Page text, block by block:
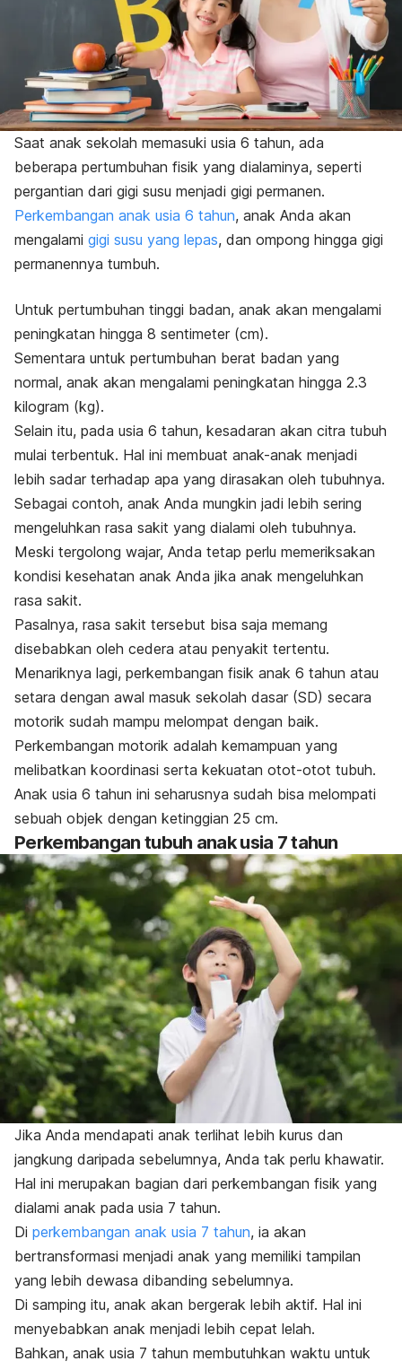
Saat anak sekolah memasuki usia 6 tahun, ada
beberapa pertumbuhan fisik yang dialaminya, seperti
pergantian dari gigi susu menjadi gigi permanen.
Perkembangan anak usia 6 tahun, anak Anda akan
mengalami gigi susu yang lepas, dan ompong hingga gigi
permanennya tumbuh.
Untuk pertumbuhan tinggi badan, anak akan mengalami
peningkatan hingga 8 sentimeter (cm).
Sementara untuk pertumbuhan berat badan yang
normal, anak akan mengalami peningkatan hingga 2.3
kilogram (kg).
Selain itu, pada usia 6 tahun, kesadaran akan citra tubuh
mulai terbentuk. Hal ini membuat anak-anak menjadi
lebih sadar terhadap apa yang dirasakan oleh tubuhnya.
Sebagai contoh, anak Anda mungkin jadi lebih sering
mengeluhkan rasa sakit yang dialami oleh tubuhnya.
Meski tergolong wajar, Anda tetap perlu memeriksakan
kondisi kesehatan anak Anda jika anak mengeluhkan
rasa sakit.
Pasalnya, rasa sakit tersebut bisa saja memang
disebabkan oleh cedera atau penyakit tertentu.
Menariknya lagi, perkembangan fisik anak 6 tahun atau
setara dengan awal masuk sekolah dasar (SD) secara
motorik sudah mampu melompat dengan baik.
Perkembangan motorik adalah kemampuan yang
melibatkan koordinasi serta kekuatan otot-otot tubuh.
Anak usia 6 tahun ini seharusnya sudah bisa melompati
sebuah objek dengan ketinggian 25 cm.
Perkembangan tubuh anak usia 7 tahun
Jika Anda mendapati anak terlihat lebih kurus dan
jangkung daripada sebelumnya, Anda tak perlu khawatir.
Hal ini merupakan bagian dari perkembangan fisik yang
dialami anak pada usia 7 tahun.
Di perkembangan anak usia 7 tahun, ia akan
bertransformasi menjadi anak yang memiliki tampilan
yang lebih dewasa dibanding sebelumnya.
Di samping itu, anak akan bergerak lebih aktif. Hal ini
menyebabkan anak menjadi lebih cepat lelah.
Bahkan, anak usia 7 tahun membutuhkan waktu untuk